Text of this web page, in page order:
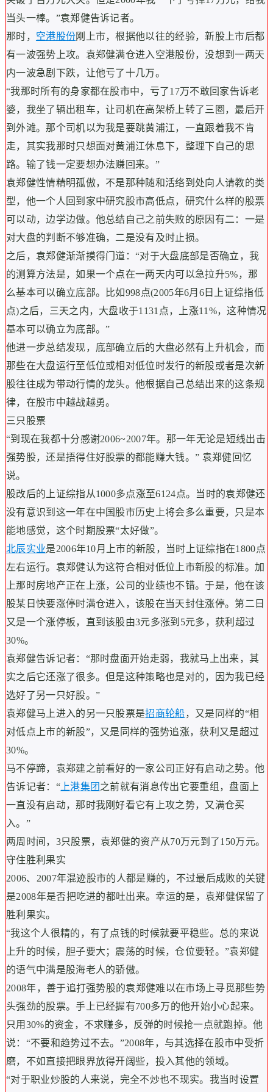
当头一棒。”袁郑健告诉记者。
那时， 空港股份刚上市，根据他以往的经验，新股上市后都
有一波强势上攻。袁郑健满仓进入空港股份，没想到一两天
内一波急剧下跌，让他亏了十几万。
“我那时所有的身家都在股市中，亏了17万不敢回家告诉老
婆，我坐了辆出租车，让司机在高架桥上转了三圈，最后开
到外滩。那个司机以为我是要跳黄浦江，一直跟着我不肯
走，其实我那时只想面对黄浦江休息下，整理下自己的思
路。输了钱一定要想办法赚回来。”
袁郑健性情精明孤傲，不是那种随和活络到处向人请教的类
型，他一个人回到家中研究股市高低点，研究什么样的股票
可以动，边学边做。他总结自己之前失败的原因有二：一是
对大盘的判断不够准确，二是没有及时止损。
之后，袁郑健渐渐摸得门道：“对于大盘底部是否确立，我
的测算方法是，如果一个点在一两天内可以急拉升5%，那
么基本可以确立底部。比如998点(2005年6月6日上证综指低
点)之后，三天之内，大盘收于1131点，上涨11%，这种情况
基本可以确立为底部。”
他进一步总结发现，底部确立后的大盘必然有上升机会，而
那些在大盘运行至低位或相对低位时发行的新股或者是次新
股往往成为带动行情的龙头。他根据自己总结出来的这条规
律，在股市中越战越勇。
三只股票
“到现在我都十分感谢2006~2007年。那一年无论是短线出击
强势股，还是捂得住好股票的都能赚大钱。” 袁郑健回忆
说。
股改后的上证综指从1000多点涨至6124点。当时的袁郑健还
没有意识到这一年在中国股市历史上将会多么重要，只是本
能地感觉，这个时期股票“太好做”。
北辰实业是2006年10月上市的新股，当时上证综指在1800点
左右运行。袁郑健认为这符合相对低位上市新股的标准。加
上那时房地产正在上涨，公司的业绩也不错。于是，他在该
股某日快要涨停时满仓进入，该股在当天封住涨停。第二日
又是一个涨停板，直到该股由3元多涨到5元多，获利超过
30%。
袁郑健告诉记者：“那时盘面开始走弱，我就马上出来，其
实之后它还涨了很多。但是这种策略也是对的，因为我已经
选好了另一只好股。”
袁郑健马上进入的另一只股票是招商轮船，又是同样的“相
对低点上市的新股”，又是同样的强势追涨，获利又是超过
30%。
马不停蹄，袁郑建之前看好的一家公司正好有启动之势。他
告诉记者：“上港集团 之前就有消息传出它要重组，盘面上
一直没有启动，那时我刚好看它有上攻之势，又满仓买
入。”
两周时间，3只股票，袁郑健的资产从70万元到了150万元。
守住胜利果实
2006、2007年混迹股市的人都是赚的，不过最后成败的关键
是2008年是否把吃进的都吐出来。幸运的是，袁郑健保留了
胜利果实。
“我这个人很精的，有了点钱的时候就要平稳些。总的来说
上升的时候，胆子要大；震荡的时候，仓位要轻。”袁郑健
的语气中满是股海老人的骄傲。
2008年，善于追打强势股的袁郑健难以在市场上寻觅那些势
头强劲的股票。手上已经握有700多万的他开始小心起来。
只用30%的资金，不求赚多，反弹的时候抢一点就跑掉。他
说：“不要和趋势过不去。”2008年，与其选择在股市中受折
磨，不如直接把眼界放得开阔些，投入其他的领域。
“对于职业炒股的人来说，完全不炒也不现实。我当时设置